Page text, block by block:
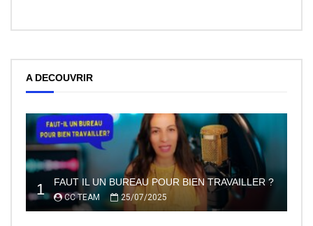
A DECOUVRIR
1 FAUT IL UN BUREAU POUR BIEN TRAVAILLER ?
CC TEAM 25/07/2025